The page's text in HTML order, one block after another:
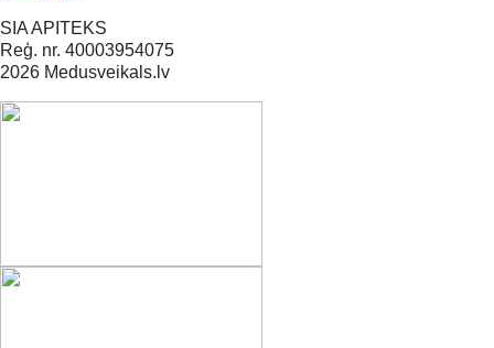
SIA APITEKS
Reģ. nr. 40003954075
2026 Medusveikals.lv